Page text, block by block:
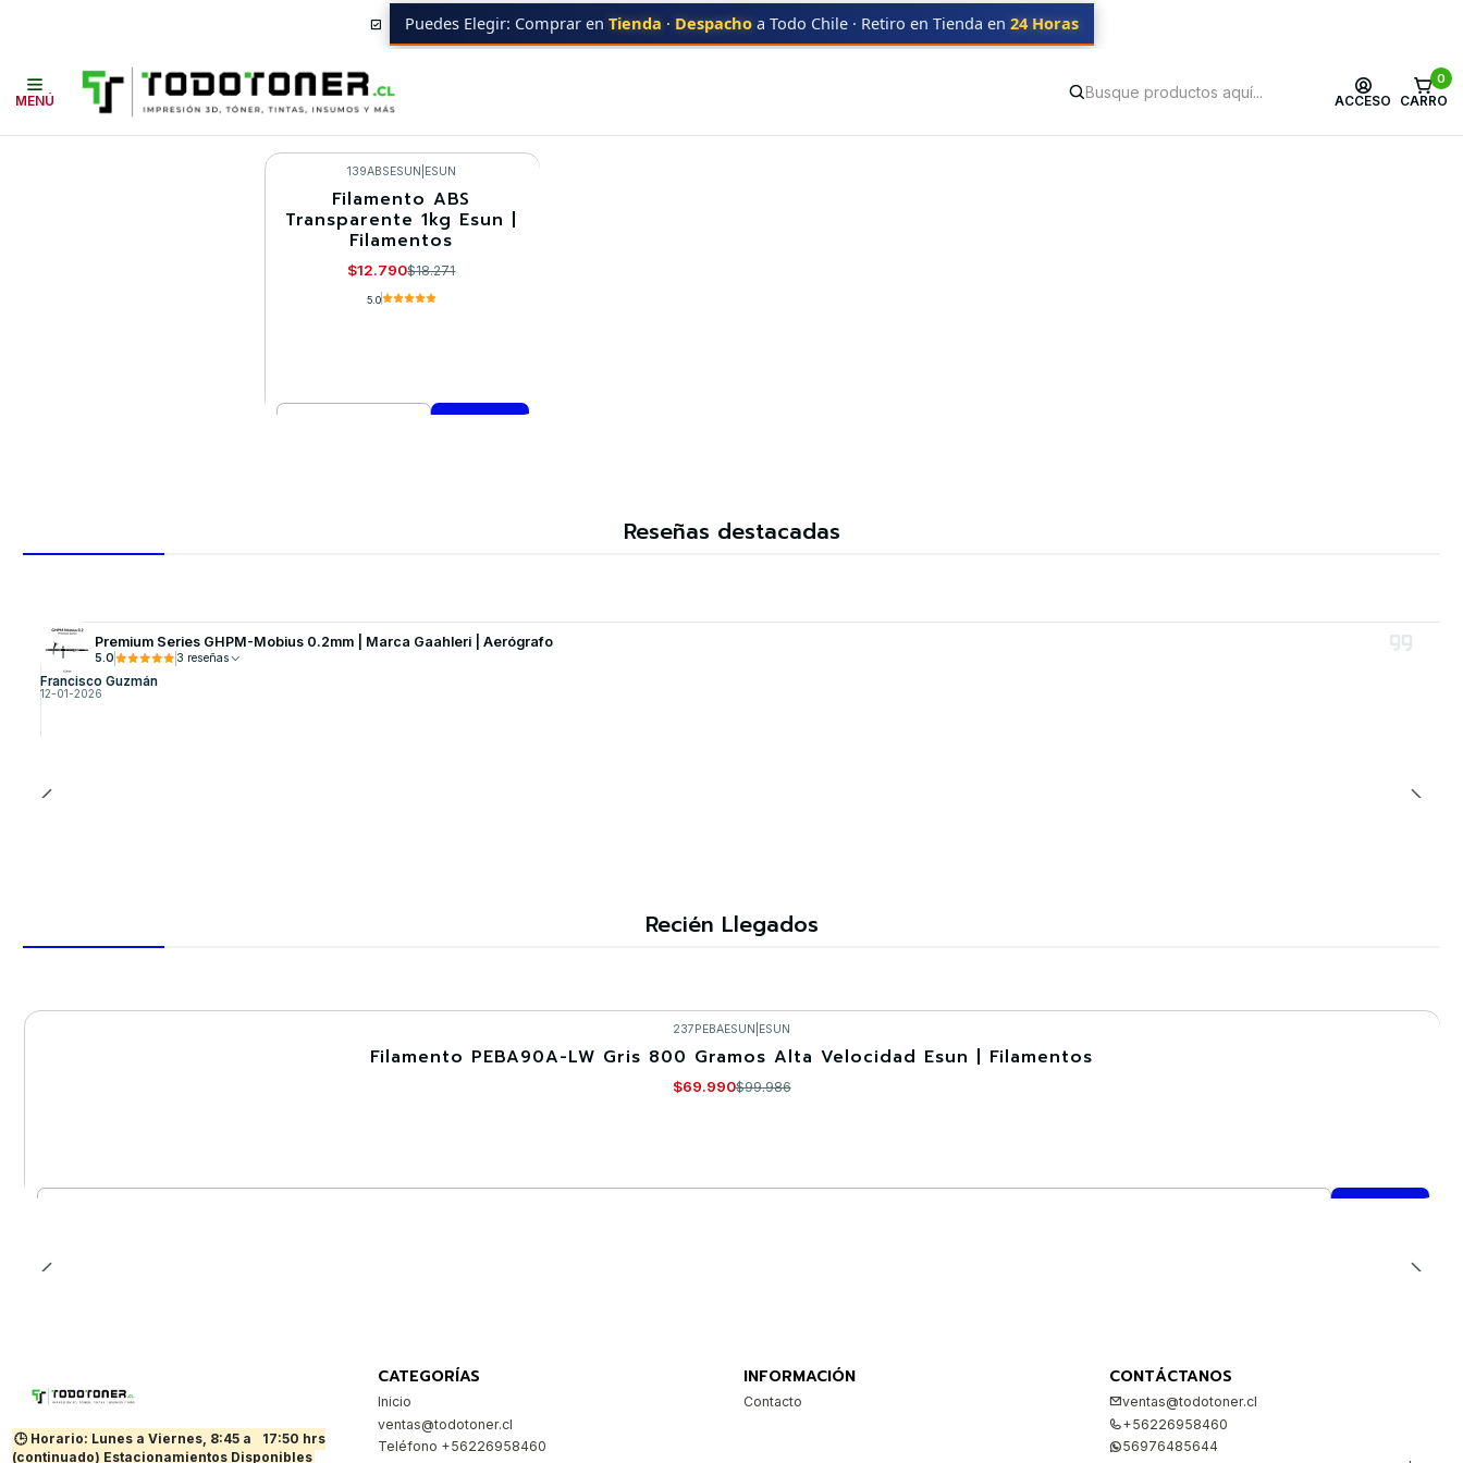
MENÚ ACCESO
0
CARRO
Puedes Elegir: Comprar en Tienda · Despacho a Todo Chile · Retiro en Tienda en 24 Horas
ABS TRANSPARENTE ESUN
ESUN
139ABSESUN ESUN
Filamento ABS
Transparente 1kg Esun |
Filamentos
$12.790$18.271
5.0
Reseñas destacadas
Premium Series GHPM-Mobius 0.2mm | Marca Gaahleri | Aerógrafo
5.0 3 reseñas
Francisco Guzmán
12-01-2026
Recién Llegados
237PEBAESUN ESUN
Filamento PEBA90A-LW Gris 800 Gramos Alta Velocidad Esun | Filamentos
$69.990$99.986
🕒 Horario: Lunes a Viernes, 8:45 a
17:50 hrs
(continuado) Estacionamientos Disponibles
CATEGORÍAS
Inicio
ventas@todotoner.cl
Teléfono +56226958460
INFORMACIÓN
Contacto
CONTÁCTANOS
ventas@todotoner.cl
+56226958460
56976485644